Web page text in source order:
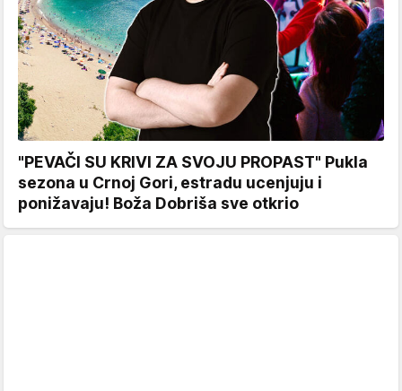
"PEVAČI SU KRIVI ZA SVOJU PROPAST" Pukla
sezona u Crnoj Gori, estradu ucenjuju i
ponižavaju! Boža Dobriša sve otkrio